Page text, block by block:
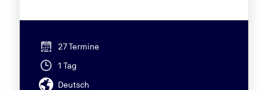
27 Termine
1 Tag
Deutsch